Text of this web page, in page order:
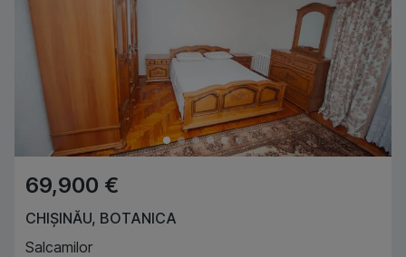
69,900 €
CHIȘINĂU, BOTANICA
Salcamilor